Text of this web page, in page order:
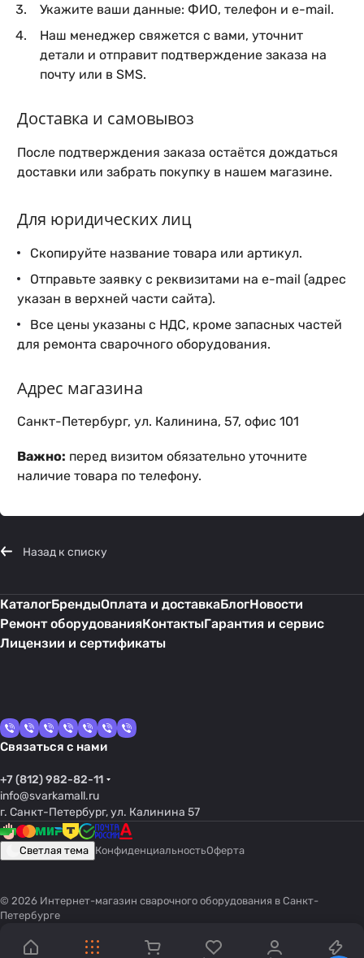
Укажите ваши данные: ФИО, телефон и e-mail.
Наш менеджер свяжется с вами, уточнит
детали и отправит подтверждение заказа на
почту или в SMS.
Доставка и самовывоз
После подтверждения заказа остаётся дождаться
доставки или забрать покупку в нашем магазине.
Для юридических лиц
Скопируйте название товара или артикул.
Отправьте заявку с реквизитами на e-mail (адрес
указан в верхней части сайта).
Все цены указаны с НДС, кроме запасных частей
для ремонта сварочного оборудования.
Адрес магазина
Санкт-Петербург, ул. Калинина, 57, офис 101
Важно: перед визитом обязательно уточните
наличие товара по телефону.
Назад к списку
КаталогБрендыОплата и доставкаБлогНовости
Ремонт оборудованияКонтактыГарантия и сервис
Лицензии и сертификаты
Связаться с нами
+7 (812) 982-82-11
info@svarkamall.ru
г. Санкт-Петербург, ул. Калинина 57
Светлая тема КонфиденциальностьОферта
© 2026 Интернет-магазин сварочного оборудования в Санкт-
Петербурге